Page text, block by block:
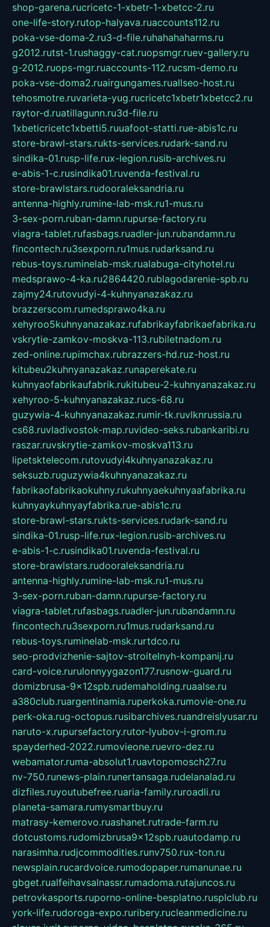
shop-garena.rucricetc-1-xbetr-1-xbetcc-2.ru
one-life-story.rutop-halyava.ruaccounts112.ru
poka-vse-doma-2.ru3-d-file.ruhahahaharms.ru
g2012.rutst-1.rushaggy-cat.ruopsmgr.ruev-gallery.ru
g-2012.ruops-mgr.ruaccounts-112.rucsm-demo.ru
poka-vse-doma2.ruairgungames.ruallseo-host.ru
tehosmotre.ruvarieta-yug.rucricetc1xbetr1xbetcc2.ru
raytor-d.ruatillagunn.ru3d-file.ru
1xbeticricetc1xbetti5.ruuafoot-statti.rue-abis1c.ru
store-brawl-stars.rukts-services.rudark-sand.ru
sindika-01.rusp-life.rux-legion.rusib-archives.ru
e-abis-1-c.rusindika01.ruvenda-festival.ru
store-brawlstars.rudooraleksandria.ru
antenna-highly.rumine-lab-msk.ru1-mus.ru
3-sex-porn.ruban-damn.rupurse-factory.ru
viagra-tablet.rufasbags.ruadler-jun.rubandamn.ru
fincontech.ru3sexporn.ru1mus.rudarksand.ru
rebus-toys.ruminelab-msk.rualabuga-cityhotel.ru
medsprawo-4-ka.ru2864420.rublagodarenie-spb.ru
zajmy24.rutovudyi-4-kuhnyanazakaz.ru
brazzerscom.rumedsprawo4ka.ru
xehyroo5kuhnyanazakaz.rufabrikayfabrikaefabrika.ru
vskrytie-zamkov-moskva-113.rubiletnadom.ru
zed-online.rupimchax.rubrazzers-hd.ruz-host.ru
kitubeu2kuhnyanazakaz.runaperekate.ru
kuhnyaofabrikaufabrik.rukitubeu-2-kuhnyanazakaz.ru
xehyroo-5-kuhnyanazakaz.rucs-68.ru
guzywia-4-kuhnyanazakaz.rumir-tk.ruvlknrussia.ru
cs68.ruvladivostok-map.ruvideo-seks.rubankaribi.ru
raszar.ruvskrytie-zamkov-moskva113.ru
lipetsktelecom.rutovudyi4kuhnyanazakaz.ru
seksuzb.ruguzywia4kuhnyanazakaz.ru
fabrikaofabrikaokuhny.rukuhnyaekuhnyaafabrika.ru
kuhnyaykuhnyayfabrika.rue-abis1c.ru
store-brawl-stars.rukts-services.rudark-sand.ru
sindika-01.rusp-life.rux-legion.rusib-archives.ru
e-abis-1-c.rusindika01.ruvenda-festival.ru
store-brawlstars.rudooraleksandria.ru
antenna-highly.rumine-lab-msk.ru1-mus.ru
3-sex-porn.ruban-damn.rupurse-factory.ru
viagra-tablet.rufasbags.ruadler-jun.rubandamn.ru
fincontech.ru3sexporn.ru1mus.rudarksand.ru
rebus-toys.ruminelab-msk.rurtdco.ru
seo-prodvizhenie-sajtov-stroitelnyh-kompanij.ru
card-voice.rurulonnyygazon177.rusnow-guard.ru
domizbrusa-9x12spb.rudemaholding.ruaalse.ru
a380club.ruargentinamia.ruperkoka.rumovie-one.ru
perk-oka.rug-octopus.rusibarchives.ruandreislyusar.ru
naruto-x.rupursefactory.rutor-lyubov-i-grom.ru
spayderhed-2022.rumovieone.ruevro-dez.ru
webamator.ruma-absolut1.ruavtopomosch27.ru
nv-750.runews-plain.runertansaga.rudelanalad.ru
dizfiles.ruyoutubefree.ruaria-family.ruroadli.ru
planeta-samara.rumysmartbuy.ru
matrasy-kemerovo.ruashanet.rutrade-farm.ru
dotcustoms.rudomizbrusa9x12spb.ruautodamp.ru
narasimha.rudjcommodities.runv750.rux-ton.ru
newsplain.rucardvoice.rumodopaper.rumanunae.ru
gbget.rualfeihavsalnassr.rumadoma.rutajuncos.ru
petrovkasports.ruporno-online-besplatno.rusplclub.ru
york-life.rudoroga-expo.ruribery.rucleanmedicine.ru